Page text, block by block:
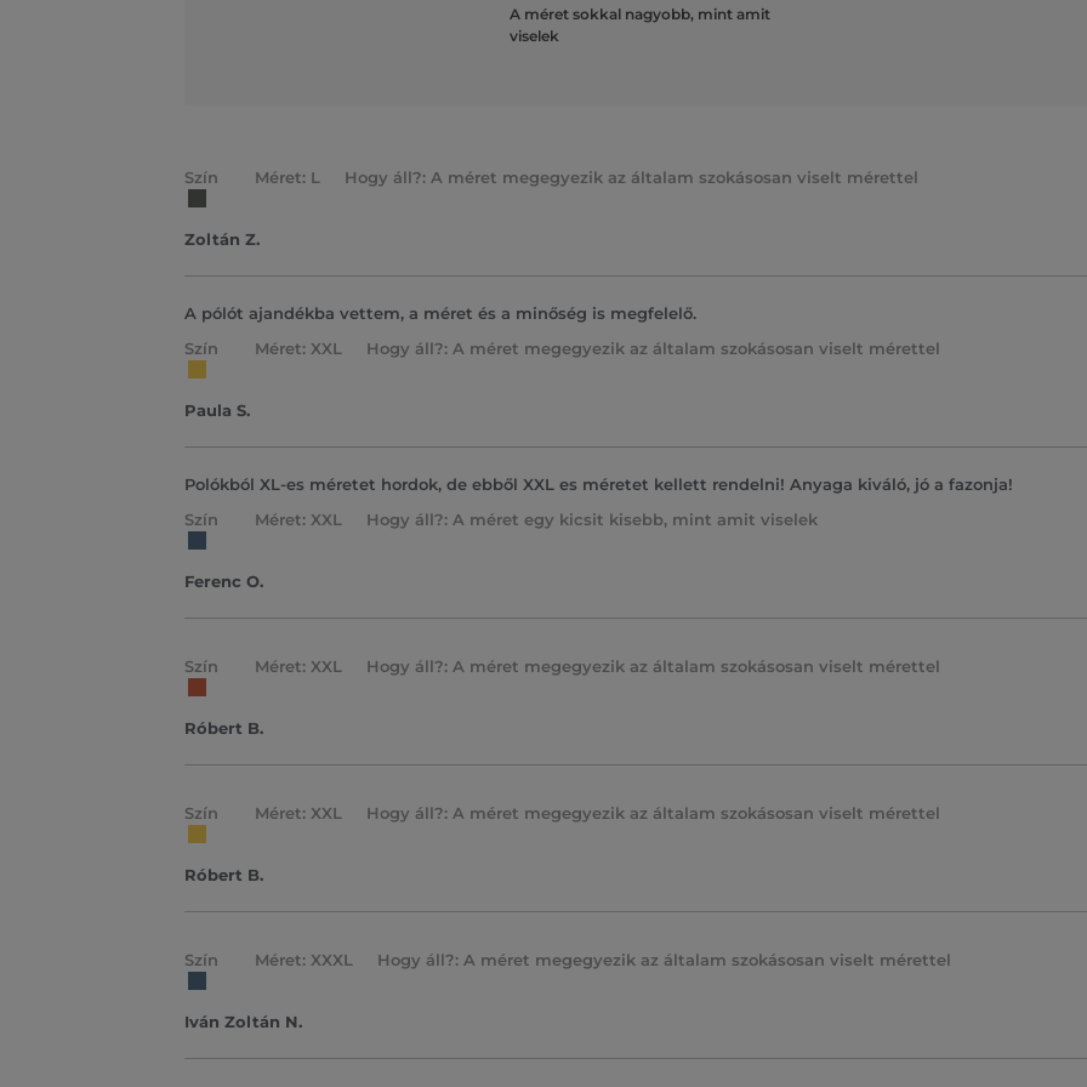
A méret sokkal nagyobb, mint amit
viselek
Szín Méret: L Hogy áll?: A méret megegyezik az általam szokásosan viselt mérettel
Zoltán Z.
A pólót ajandékba vettem, a méret és a minőség is megfelelő.
Szín
Méret: XXL Hogy áll?: A méret megegyezik az általam szokásosan viselt mérettel
Paula S.
Polókból XL-es méretet hordok, de ebből XXL es méretet kellett rendelni! Anyaga kiváló, jó a fazonja!
Szín
Méret: XXL Hogy áll?: A méret egy kicsit kisebb, mint amit viselek
Ferenc O.
Szín Méret: XXL Hogy áll?: A méret megegyezik az általam szokásosan viselt mérettel
Róbert B.
Szín Méret: XXL Hogy áll?: A méret megegyezik az általam szokásosan viselt mérettel
Róbert B.
Szín Méret: XXXL Hogy áll?: A méret megegyezik az általam szokásosan viselt mérettel
Iván Zoltán N.